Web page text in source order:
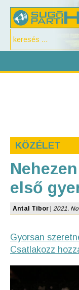
KÖZÉLET
első
Antal Tibor 2021.
Gyorsan
Csatlakozz